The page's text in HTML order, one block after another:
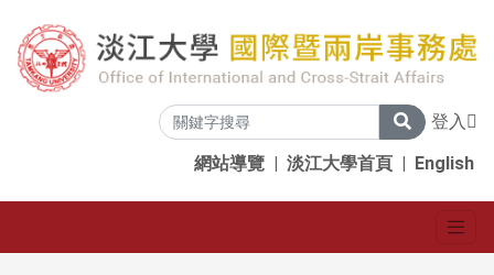
登入
網站導覽 | 淡江大學首頁 | English